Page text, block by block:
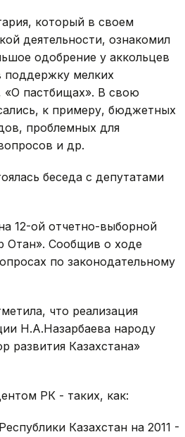
который в своем
деятельности, ознакомил
одобрение у аккольцев
поддержку мелких
«О пастбищах». В свою
к примеру, бюджетных
проблемных для
и др.
беседа с депутатами
12-ой отчетно-выборной
Отан». Сообщив о ходе
по законодательному
что реализация
Н.А.Назарбаева народу
развития Казахстана»
РК - таких, как:
Казахстан на 2011 -